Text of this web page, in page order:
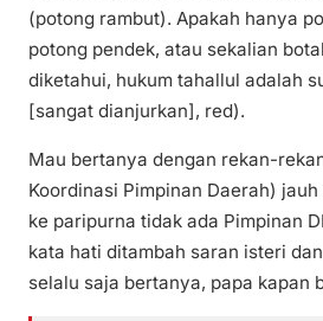
(potong rambut). Apakah hanya
potong pendek, atau sekalian
diketahui, hukum tahallul adalah
[sangat dianjurkan], red).
Mau bertanya dengan rekan-
Koordinasi Pimpinan Daerah)
ke paripurna tidak ada Pimpinan
kata hati ditambah saran isteri
selalu saja bertanya, papa kapan